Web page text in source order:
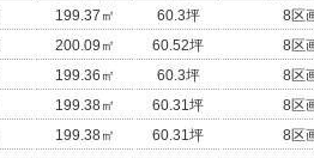
199.37㎡ 60.3坪 8区
200.09㎡ 60.52坪 8区
199.36㎡ 60.3坪 8区
199.38㎡ 60.31坪 8区
199.38㎡ 60.31坪 8区